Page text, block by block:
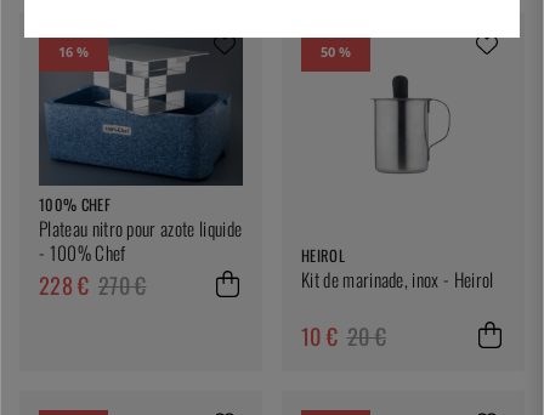
16 %
100% CHEF
Plateau nitro pour azote liquide
- 100% Chef
228 € 270 €
50 %
HEIROL
Kit de marinade, inox - Heirol
10 € 20 €